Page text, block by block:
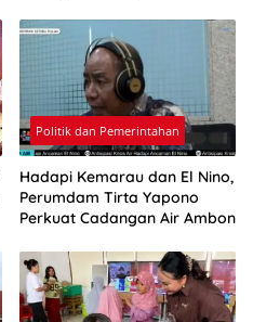
Politik dan Pemerintahan
Hadapi Kemarau dan El Nino,
Perumdam Tirta Yapono
Perkuat Cadangan Air Ambon